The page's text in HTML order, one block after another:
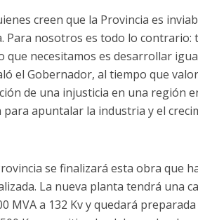
creen que la Provincia es
Para nosotros es todo lo contrario:
que necesitamos es desarrollar
el Gobernador, al tiempo que
de una injusticia en una región
apuntalar la industria y el
se finalizará esta obra que
La nueva planta tendrá una
MVA a 132 Kv y quedará